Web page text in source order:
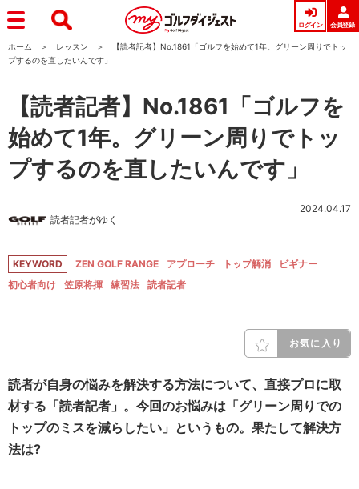
ログイン 会員登録
ホーム レッスン
【読者記者】No.1861「ゴルフを始めて1年。グリーン周りでトッ
プするのを直したいんです」
【読者記者】No.1861「ゴルフを
始めて1年。グリーン周りでトッ
プするのを直したいんです」
読者記者がゆく
2024.04.17
KEYWORD ZEN GOLF RANGE アプローチ トップ解消
ビギナー
初心者向け
笠原将揮 練習法 読者記者
お気に入り
読者が自身の悩みを解決する方法について、直接プロに取
材する「読者記者」。今回のお悩みは「グリーン周りでの
トップのミスを減らしたい」というもの。果たして解決方
法は?